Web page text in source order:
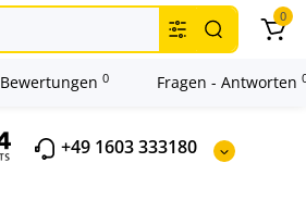
+49 1603 333180
0
Bewertungen 0 Fragen - Antworten